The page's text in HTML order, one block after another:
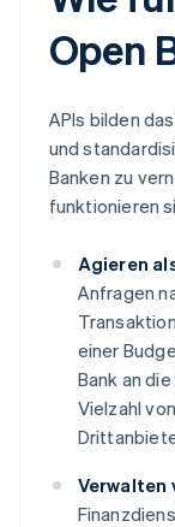
Open
APIs bilden
und
Banken zu
funktionieren
Agieren
Anfragen
einer
Bank an
Vielzahl
Verwalten